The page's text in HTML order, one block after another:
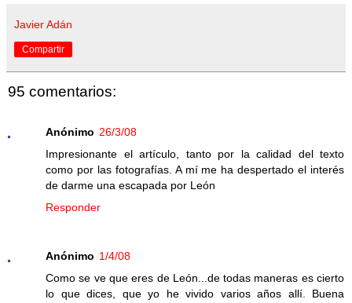
Javier Adán
Compartir
95 comentarios:
Anónimo 26/3/08
Impresionante el artículo, tanto por la calidad del texto
como por las fotografías. A mí me ha despertado el interés
de darme una escapada por León
Responder
Anónimo 1/4/08
Como se ve que eres de León...de todas maneras es cierto
lo que dices, que yo he vivido varios años allí. Buena